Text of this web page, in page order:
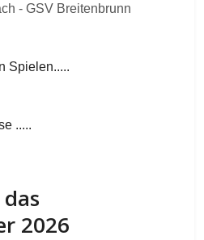
- GSV Breitenbrunn
Spielen.....
.....
2026